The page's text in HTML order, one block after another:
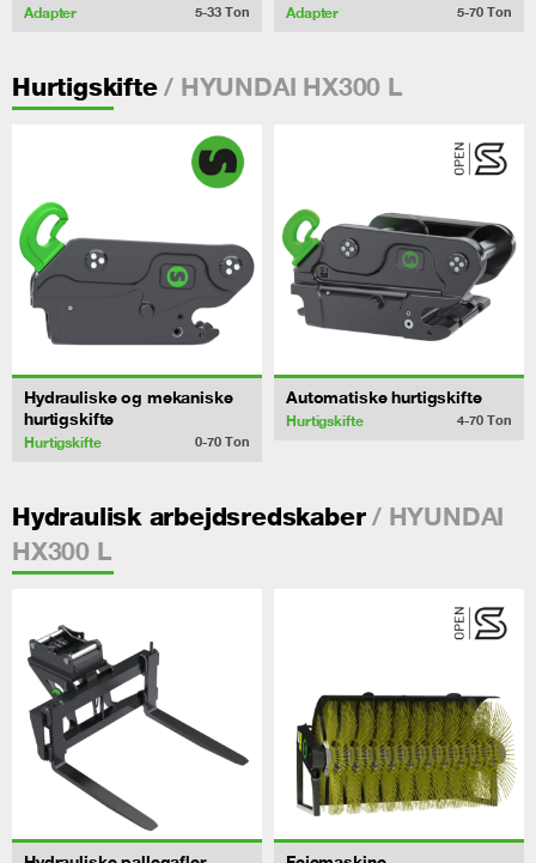
Adapter 5-33 Ton Adapter 5-70 Ton
Hurtigskifte/ HYUNDAI HX300 L
Hydrauliske og mekaniske
hurtigskifte
Hurtigskifte 0-70 Ton
Automatiske hurtigskifte
Hurtigskifte 4-70 Ton
Hydraulisk arbejdsredskaber/ HYUNDAI
HX300 L